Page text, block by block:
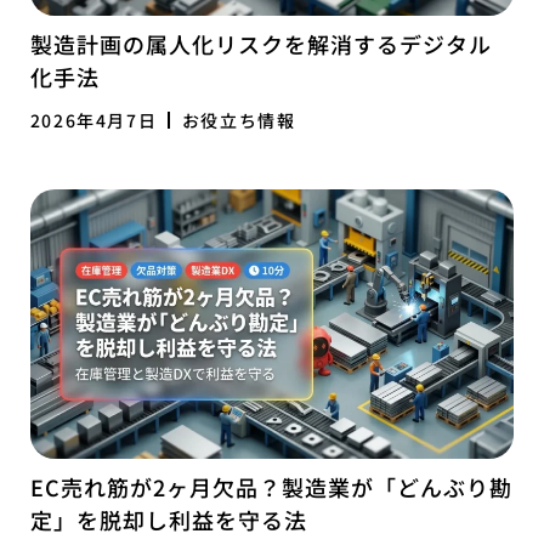
製造計画の属人化リスクを解消するデジタル
化手法
2026年4月7日 お役立ち情報
EC売れ筋が2ヶ月欠品？製造業が「どんぶり勘
定」を脱却し利益を守る法